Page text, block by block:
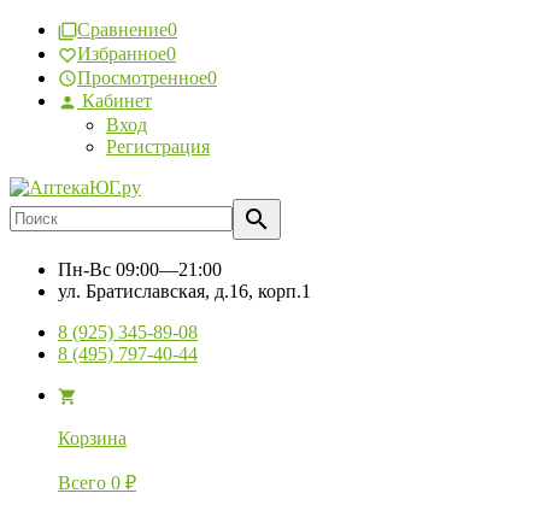
Сравнение0
Избранное0
Просмотренное0
Кабинет
Вход
Регистрация
Пн-Вс 09:00—21:00
ул. Братиславская, д.16, корп.1
8 (925) 345-89-08
8 (495) 797-40-44
Корзина
Всего 0 ₽